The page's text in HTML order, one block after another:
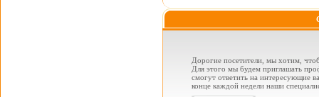
Дорогие посетители, мы хотим,
Для этого мы будем приглашать
смогут ответить на интересующие
конце каждой недели наши